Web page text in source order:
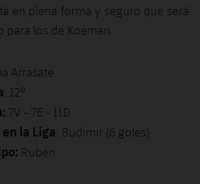
silla de ruedas
en plena forma y seguro que será
los de Koeman.
Arrasate
: 12º
7V - 7E - 11D
la Liga: Budimir (6 goles)
Rubén